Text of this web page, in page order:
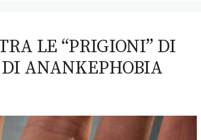
LE “PRIGIONI” DI
ANANKEPHOBIA